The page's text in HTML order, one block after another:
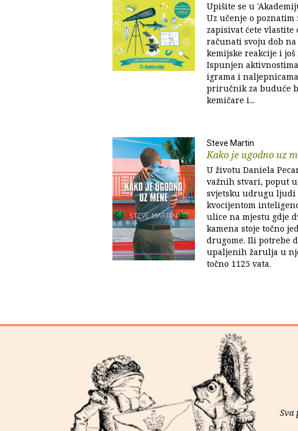
Upišite se u
Uz učenje o
zapisivat ćete vlastite
računati svoju dob
kemijske reakcije i još
Ispunjen
igrama i
priručnik za buduće
kemičare i...
Steve Martin
Kako je ugodno uz
U životu Daniela
važnih stvari, poput
svjetsku udrugu ljudi
kvocijentom
ulice na mjestu gdje
kamena stoje točno
drugome. Ili potrebe
upaljenih žarulja u
točno 1125 vata.
Sva